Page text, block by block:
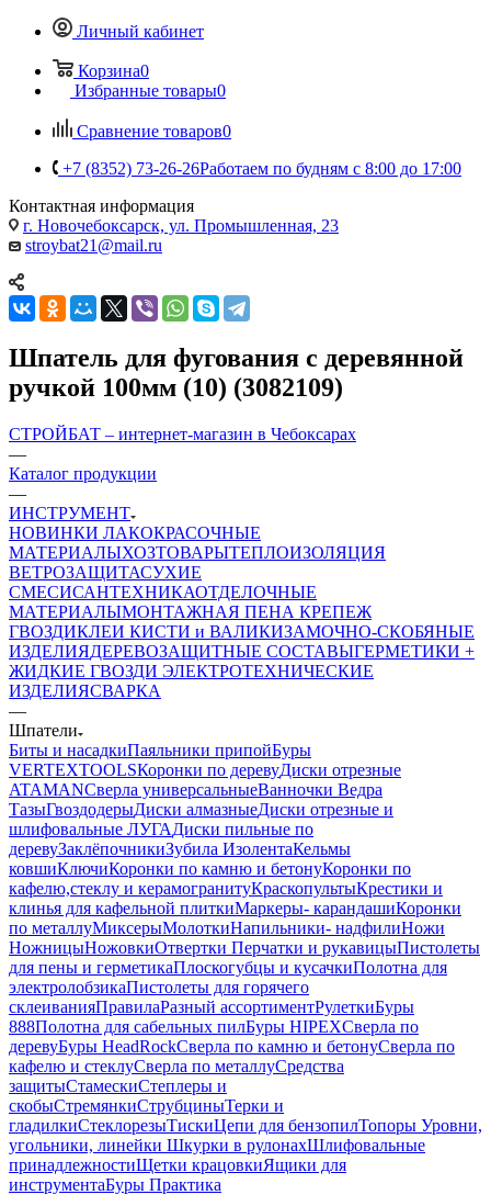
Личный кабинет
Корзина0
Избранные товары0
Сравнение товаров0
+7 (8352) 73-26-26Работаем по будням с 8:00 до 17:00
Контактная информация
г. Новочебоксарск, ул. Промышленная, 23
stroybat21@mail.ru
Шпатель для фугования с деревянной
ручкой 100мм (10) (3082109)
СТРОЙБАТ – интернет-магазин в Чебоксарах
—
Каталог продукции
—
ИНСТРУМЕНТ
НОВИНКИ ЛАКОКРАСОЧНЫЕ
МАТЕРИАЛЫХОЗТОВАРЫТЕПЛОИЗОЛЯЦИЯ
ВЕТРОЗАЩИТАСУХИЕ
СМЕСИСАНТЕХНИКАОТДЕЛОЧНЫЕ
МАТЕРИАЛЫМОНТАЖНАЯ ПЕНА КРЕПЕЖ
ГВОЗДИКЛЕИ КИСТИ и ВАЛИКИЗАМОЧНО-СКОБЯНЫЕ
ИЗДЕЛИЯДЕРЕВОЗАЩИТНЫЕ СОСТАВЫГЕРМЕТИКИ +
ЖИДКИЕ ГВОЗДИ ЭЛЕКТРОТЕХНИЧЕСКИЕ
ИЗДЕЛИЯСВАРКА
—
Шпатели
Биты и насадкиПаяльники припойБуры
VERTEXTOOLSКоронки по деревуДиски отрезные
ATAMANСверла универсальныеВанночки Ведра
ТазыГвоздодерыДиски алмазныеДиски отрезные и
шлифовальные ЛУГАДиски пильные по
деревуЗаклёпочникиЗубила ИзолентаКельмы
ковшиКлючиКоронки по камню и бетонуКоронки по
кафелю,стеклу и керамогранитуКраскопультыКрестики и
клинья для кафельной плиткиМаркеры- карандашиКоронки
по металлуМиксерыМолоткиНапильники- надфилиНожи
НожницыНожовкиОтвертки Перчатки и рукавицыПистолеты
для пены и герметикаПлоскогубцы и кусачкиПолотна для
электролобзикаПистолеты для горячего
склеиванияПравилаРазный ассортиментРулеткиБуры
888Полотна для сабельных пилБуры HIPEXСверла по
деревуБуры HeadRockСверла по камню и бетонуСверла по
кафелю и стеклуСверла по металлуСредства
защитыСтамескиСтеплеры и
скобыСтремянкиСтрубциныТерки и
гладилкиСтеклорезыТискиЦепи для бензопилТопоры Уровни,
угольники, линейки Шкурки в рулонахШлифовальные
принадлежностиЩетки крацовкиЯщики для
инструментаБуры Практика